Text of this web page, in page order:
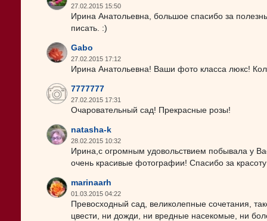
27.02.2015 15:50
Ирина Анатольевна, большое спасибо за
писать. :)
Gabo
27.02.2015 17:12
Ирина Анатольевна! Ваши фото класса люкс!
7777777
27.02.2015 17:31
Очаровательный сад! Прекрасные розы!
natasha-k
28.02.2015 10:32
Ирина,с огромным удовольствием побывала у
очень красивые фотографии! Спасибо за
marinaarh
01.03.2015 04:22
Превосходный сад, великолепные сочетания,
цвести, ни дожди, ни вредные насекомые, ни